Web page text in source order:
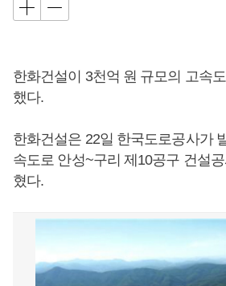
한화건설이 3천억 원 규모의 고속
했다.
한화건설은 22일 한국도로공사가
속도로 안성~구리 제10공구 건설
혔다.